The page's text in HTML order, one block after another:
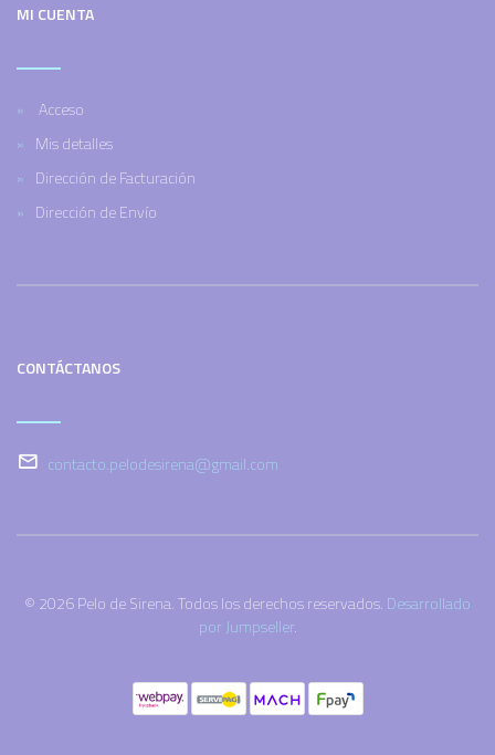
MI CUENTA
Acceso
Mis detalles
Dirección de Facturación
Dirección de Envío
CONTÁCTANOS
contacto.pelodesirena@gmail.com
© 2026 Pelo de Sirena. Todos los derechos reservados. Desarrollado
por Jumpseller.